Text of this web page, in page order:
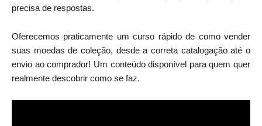
precisa de respostas.
Oferecemos praticamente um curso rápido de como vender
suas moedas de coleção, desde a correta catalogação até o
envio ao comprador! Um conteúdo disponível para quem quer
realmente descobrir como se faz.